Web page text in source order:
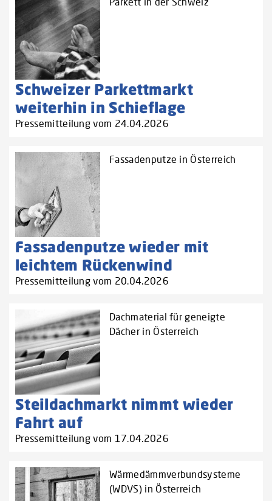
Schweizer Parkettmarkt
weiterhin in Schieflage
Pressemitteilung vom 24.04.2026
Fassadenputze in Österreich
Fassadenputze wieder mit
leichtem Rückenwind
Pressemitteilung vom 20.04.2026
Dachmaterial für geneigte
Dächer in Österreich
Steildachmarkt nimmt wieder
Fahrt auf
Pressemitteilung vom 17.04.2026
Wärmedämmverbundsysteme
(WDVS) in Österreich